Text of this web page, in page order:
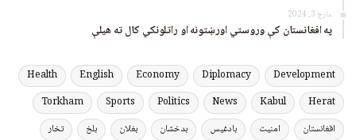
مارچ 3, 2024
په افغانستان کې وروستي اورښتونه او راتلونکي کال ته هیلې
Development
Diplomacy
Economy
English
Health
Herat
Kabul
News
Politics
Sports
Torkham
افغانستان
امنیت بادغیس بدخشان بغلان بلخ تخار